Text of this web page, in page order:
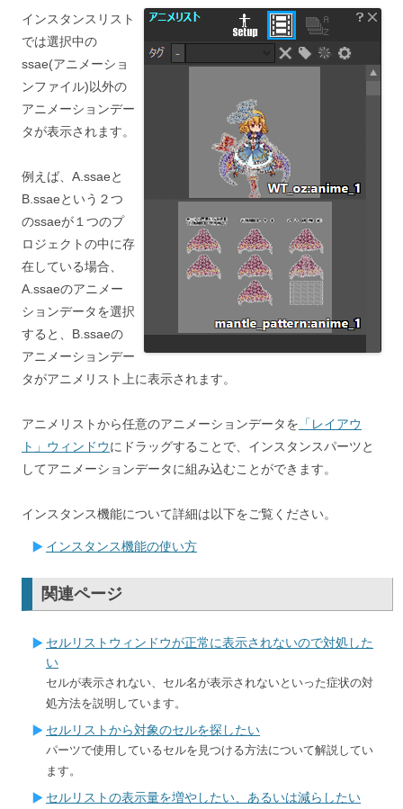
インスタンスリスト
では選択中の
ssae(アニメーショ
ンファイル)以外の
アニメーションデー
タが表示されます。
例えば、A.ssaeと
B.ssaeという２つ
のssaeが１つのプ
ロジェクトの中に存
在している場合、
A.ssaeのアニメー
ションデータを選択
すると、B.ssaeの
アニメーションデー
タがアニメリスト上に表示されます。
アニメリストから任意のアニメーションデータを 「レイアウ
ト」ウィンドウにドラッグすることで、インスタンスパーツと
してアニメーションデータに組み込むことができます。
インスタンス機能について詳細は以下をご覧ください。
インスタンス機能の使い方
関連ページ
セルリストウィンドウが正常に表示されないので対処した
い
セルが表示されない、セル名が表示されないといった症状の対
処方法を説明しています。
セルリストから対象のセルを探したい
パーツで使用しているセルを見つける方法について解説してい
ます。
セルリストの表示量を増やしたい、あるいは減らしたい